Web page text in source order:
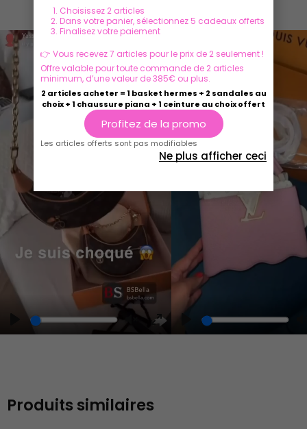
Play UnmuteEnter
Play
Produits similaires
Choisissez 2 articles
Dans votre panier, sélectionnez 5 cadeaux offerts
Finalisez votre paiement
👉 Vous recevez 7 articles pour le prix de 2 seulement !
Offre valable pour toute commande de 2 articles
minimum, d’une valeur de 385€ ou plus.
2 articles acheter = 1 basket hermes + 2 sandales au
choix + 1 chaussure piana + 1 ceinture au choix offert
Profitez de la promo
Les articles offerts sont pas modifiables
Ne plus afficher ceci